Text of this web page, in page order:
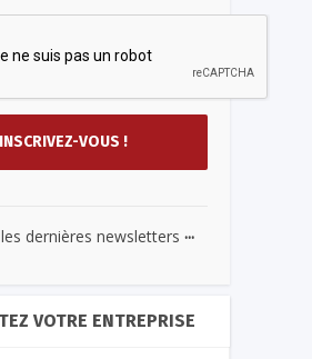
dernières newsletters ...
VOTRE ENTREPRISE